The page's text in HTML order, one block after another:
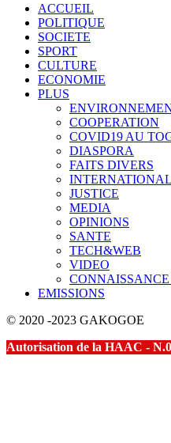
ACCUEIL
POLITIQUE
SOCIETE
SPORT
CULTURE
ECONOMIE
PLUS
COOPERATION
COVID19 AU
DIASPORA
FAITS DIVERS
INTERNATIONAL
JUSTICE
MEDIA
OPINIONS
SANTE
TECH&WEB
VIDEO
EMISSIONS
© 2020 -2023 GAKOGOE
Autorisation de la HAAC -